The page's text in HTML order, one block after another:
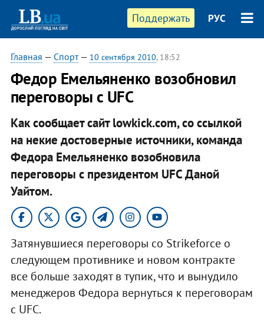
Поддержать РУС
Главная — Спорт— 10 сентября 2010, 18:52
Федор Емельяненко возобновил
переговоры с UFC
Как сообщает сайт lowkick.com, со ссылкой
на некие достоверные источники, команда
Федора Емельяненко возобновила
переговоры с президентом UFC Даной
Уайтом.
Затянувшиеся переговоры со Strikeforce о
следующем противнике и новом контракте
все больше заходят в тупик, что и вынудило
менеджеров Федора вернуться к переговорам
с UFC.